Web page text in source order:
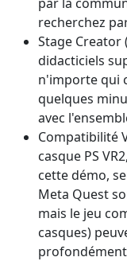
recherchez
Stage Creator
didacticiels
n'importe qui
quelques
avec
Compatibilité
casque PS
cette démo,
Meta Quest
mais le jeu
casques)
profondément